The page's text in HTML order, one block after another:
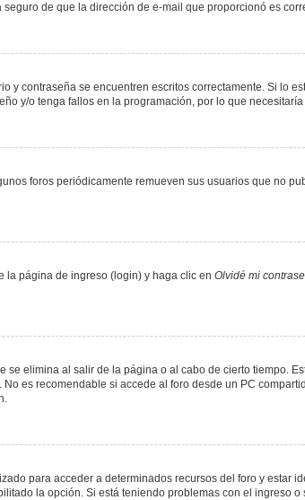
de que la dirección de e-mail que proporcionó es
contraseña se encuentren escritos correctamente. Si lo
y/o tenga fallos en la programación, por lo que
foros periódicamente remueven sus usuarios que no
la página de ingreso (login) y haga clic en Olvidé mi
elimina al salir de la página o al cabo de cierto tiempo.
es recomendable si accede al foro desde un PC
para acceder a determinados recursos del foro y estar
la opción. Si está teniendo problemas con el ingreso